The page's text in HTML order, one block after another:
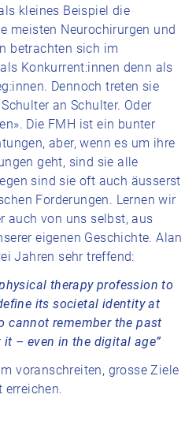
kleines Beispiel die
meisten Neurochirurgen und
betrachten sich im
Konkurrent:innen denn als
Dennoch treten sie
an Schulter. Oder
Die FMH ist ein bunter
aber, wenn es um ihre
geht, sind sie alle
sind sie oft auch äusserst
Forderungen. Lernen wir
auch von uns selbst, aus
eigenen Geschichte. Alan
Jahren sehr treffend:
therapy profession to
its societal identity at
cannot remember the past
– even in the digital age”
voranschreiten, grosse Ziele
erreichen.